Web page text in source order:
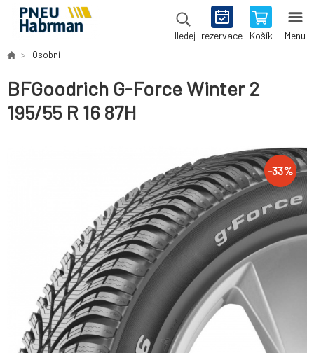
Hledej rezervace Košík Menu
Osobní
BFGoodrich G-Force Winter 2
195/55 R 16 87H
-33%